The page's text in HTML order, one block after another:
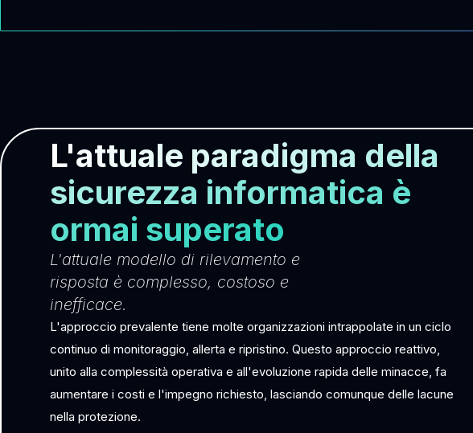
L'attuale paradigma della
sicurezza informatica è
ormai superato
L'attuale modello di rilevamento e
risposta è complesso, costoso e
inefficace.
L'approccio prevalente tiene molte organizzazioni intrappolate in un ciclo
continuo di monitoraggio, allerta e ripristino. Questo approccio reattivo,
unito alla complessità operativa e all'evoluzione rapida delle minacce, fa
aumentare i costi e l'impegno richiesto, lasciando comunque delle lacune
nella protezione.